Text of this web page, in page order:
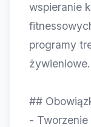
wspieranie
programy
żywieniowe.
##
-